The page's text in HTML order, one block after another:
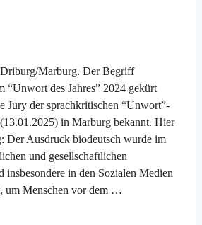
Marburg. Der Begriff
“Unwort des Jahres” 2024 gekürt
Jury der sprachkritischen “Unwort”-
in Marburg bekannt. Hier
Der Ausdruck biodeutsch wurde im
und gesellschaftlichen
insbesondere in den Sozialen Medien
um Menschen vor dem …